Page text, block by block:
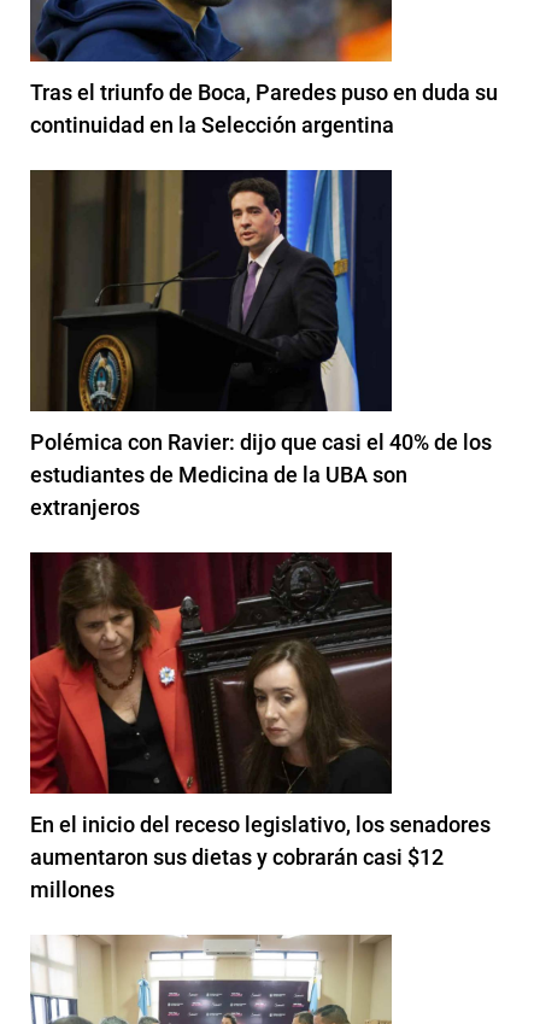
Tras el triunfo de Boca, Paredes puso en duda su
continuidad en la Selección argentina
Polémica con Ravier: dijo que casi el 40% de los
estudiantes de Medicina de la UBA son
extranjeros
En el inicio del receso legislativo, los senadores
aumentaron sus dietas y cobrarán casi $12
millones